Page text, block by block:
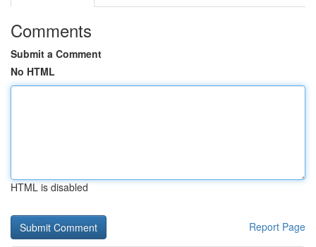
Comments
Submit a Comment
No HTML
HTML is disabled
Report Page